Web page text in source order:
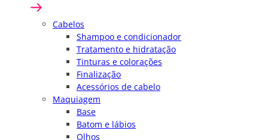
Cabelos
Shampoo e condicionador
Tratamento e hidratação
Tinturas e colorações
Finalização
Acessórios de cabelo
Maquiagem
Base
Batom e lábios
Olhos